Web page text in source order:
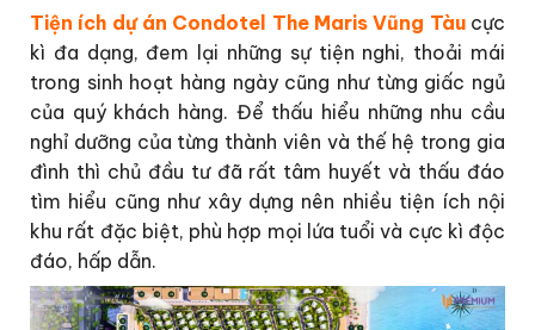
Tiện ích dự án Condotel The Maris Vũng Tàu cực
kì đa dạng, đem lại những sự tiện nghi, thoải mái
trong sinh hoạt hàng ngày cũng như từng giấc ngủ
của quý khách hàng. Để thấu hiểu những nhu cầu
nghỉ dưỡng của từng thành viên và thế hệ trong gia
đình thì chủ đầu tư đã rất tâm huyết và thấu đáo
tìm hiểu cũng như xây dựng nên nhiều tiện ích nội
khu rất đặc biệt, phù hợp mọi lứa tuổi và cực kì độc
đáo, hấp dẫn.